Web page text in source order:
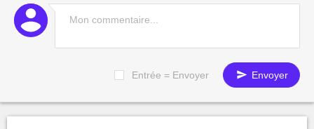
Entrée = Envoyer Envoyer